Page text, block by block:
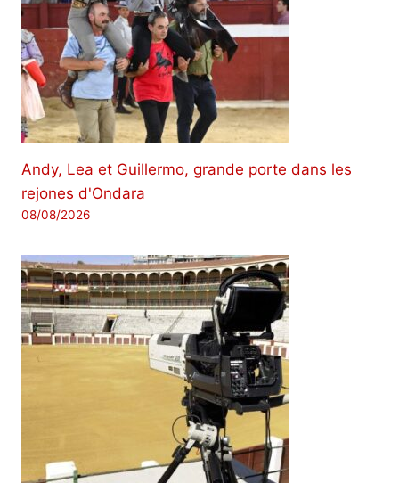
Andy, Lea et Guillermo, grande porte dans les
rejones d'Ondara
08/08/2026